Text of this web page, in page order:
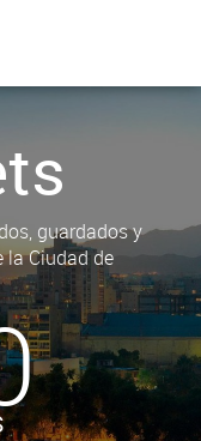
guardados y
la Ciudad de